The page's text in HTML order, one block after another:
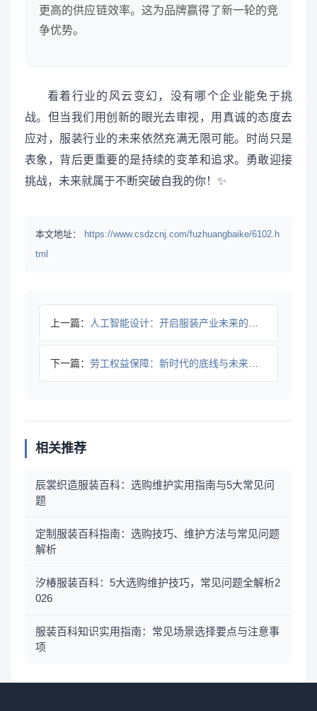
更高的供应链效率。这为品牌赢得了新一轮的竞
争优势。
看着行业的风云变幻，没有哪个企业能免于挑
战。但当我们用创新的眼光去审视，用真诚的态度去
应对，服装行业的未来依然充满无限可能。时尚只是
表象，背后更重要的是持续的变革和追求。勇敢迎接
挑战，未来就属于不断突破自我的你！✨
本文地址：
https://www.csdzcnj.com/fuzhuangbaike/6102.h
tml
上一篇： 人工智能设计：开启服装产业未来的新篇章
下一篇： 劳工权益保障：新时代的底线与未来方向
相关推荐
辰裳织造服装百科：选购维护实用指南与5大常见问
题
定制服装百科指南：选购技巧、维护方法与常见问题
解析
汐椿服装百科：5大选购维护技巧，常见问题全解析2
026
服装百科知识实用指南：常见场景选择要点与注意事
项